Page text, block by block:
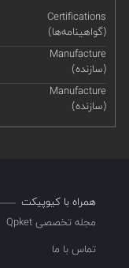
Certifications
(گواهینامه‌ها)
Manufacture
(سازنده)
Manufacture
(سازنده)
همراه با کیوپیکت
مجله تخصصی Qpket
تماس با ما